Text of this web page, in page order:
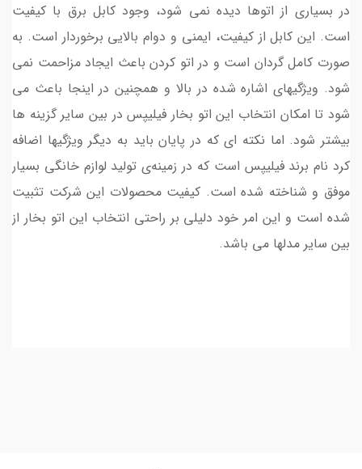
در بسیاری از اتوها دیده نمی شود، وجود کابل برق با کیفیت
است. این کابل از کیفیت، ایمنی و دوام بالایی برخوردار است. به
صورت کامل گردان است و در اتو کردن باعث ایجاد مزاحمت نمی
شود. ویژگیهای اشاره شده در بالا و همچنین در اینجا باعث می
شود تا امکان انتخاب این اتو بخار فیلیپس در بین سایر گزینه ها
بیشتر شود. اما نکته ای که در پایان باید به دیگر ویژگیها اضافه
کرد نام برند فیلیپس است که در زمینه‌ی تولید لوازم خانگی بسیار
موفق و شناخته شده است. کیفیت محصولات این شرکت تثبیت
شده است و این امر خود دلیلی بر راحتی انتخاب این اتو بخار از
بین سایر مدلها می باشد.